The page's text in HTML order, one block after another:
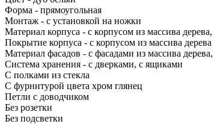
Форма - прямоугольная
Монтаж - с установкой на ножки
Материал корпуса - с корпусом из массива
Покрытие корпуса - с корпусом из массива дерева
Материал фасадов - с фасадами из массива
Система хранения - с дверками, с ящиками
С полками из стекла
С фурнитурой цвета хром глянец
Петли с доводчиком
Без розетки
Без подсветки